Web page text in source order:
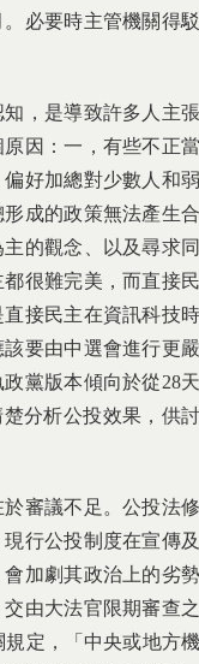
必要時主管機關得駁
，是導致許多人主張
因：一，有些不正當
好加總對少數人和弱
成的政策無法產生合
的觀念、以及尋求同
很難完美，而直接民
接民主在資訊科技時
要由中選會進行更嚴
黨版本傾向於從28天
分析公投效果，供討
審議不足。公投法修
行公投制度在宣傳及
加劇其政治上的劣勢
由大法官限期審查之
定，「中央或地方機